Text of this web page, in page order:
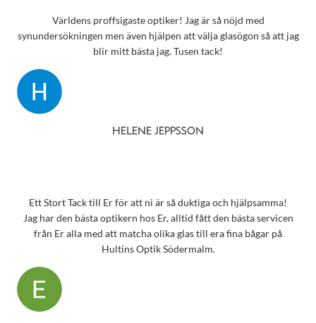
Världens proffsigaste optiker! Jag är så nöjd med
synundersökningen men även hjälpen att välja glasögon så att jag
blir mitt bästa jag. Tusen tack!
HELENE JEPPSSON
Ett Stort Tack till Er för att ni är så duktiga och hjälpsamma!
Jag har den bästa optikern hos Er, alltid fått den bästa servicen
från Er alla med att matcha olika glas till era fina bågar på
Hultins Optik Södermalm.